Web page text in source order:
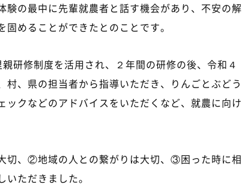
の最中に先輩就農者と話す機会があり、不安の解
めることができたとのことです。
研修制度を活用され、２年間の研修の後、令和４
、県の担当者から指導いただき、りんごとぶどう
クなどのアドバイスをいただくなど、就農に向け
切、②地域の人との繋がりは大切、③困った時に相
ただきました。